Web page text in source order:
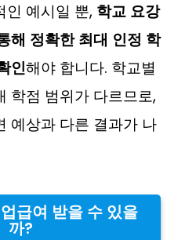
인 예시일 뿐, 학교 요강
해 정확한 최대 인정 학
인해야 합니다. 학교별
학점 범위가 다르므로,
예상과 다른 결과가 나
급여 받을 수 있을
까?